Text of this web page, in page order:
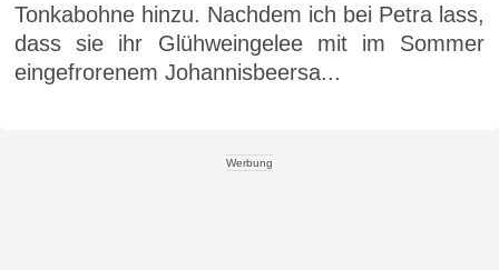
Tonkabohne hinzu. Nachdem ich bei Petra lass,
dass sie ihr Glühweingelee mit im Sommer
eingefrorenem Johannisbeersa...
Werbung